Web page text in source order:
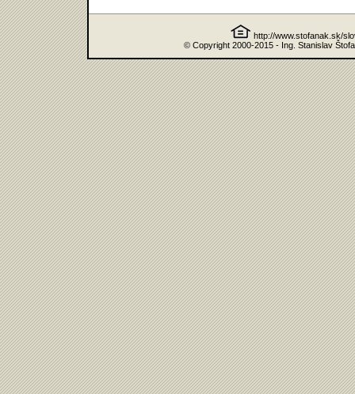
http://www.stofanak.sk/
© Copyright 2000-2015 - Ing. Stanislav